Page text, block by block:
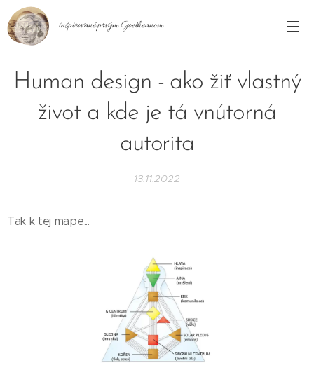
inšpirované prvým Goetheanom
Human design - ako žiť vlastný
život a kde je tá vnútorná
autorita
13.11.2022
Tak k tej mape...